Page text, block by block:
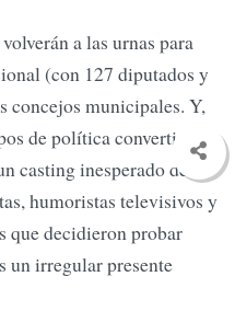
a las urnas para
(con 127 diputados y
concejos municipales. Y,
de política convertida en
casting inesperado de
humoristas televisivos y
que decidieron probar
un irregular presente